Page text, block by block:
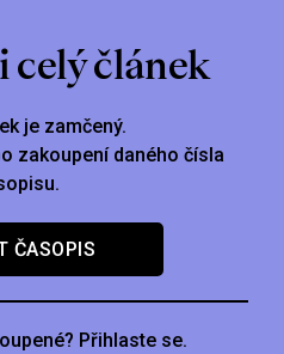
celý článek
je zamčený.
zakoupení daného čísla
ČASOPIS
Přihlaste se.